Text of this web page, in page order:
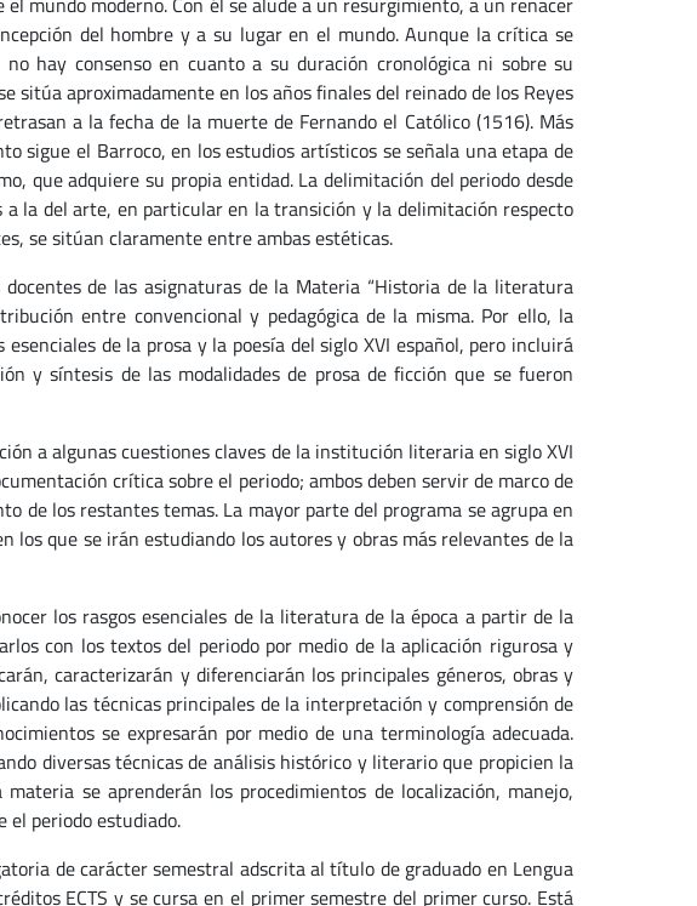
del hombre y a su lugar en el mundo. Aunque la crítica se
hay consenso en cuanto a su duración cronológica ni sobre su
sitúa aproximadamente en los años finales del reinado de los Reyes
a la fecha de la muerte de Fernando el Católico (1516). Más
sigue el Barroco, en los estudios artísticos se señala una etapa de
que adquiere su propia entidad. La delimitación del periodo desde
la del arte, en particular en la transición y la delimitación respecto
se sitúan claramente entre ambas estéticas.
de las asignaturas de la Materia “Historia de la literatura
entre convencional y pedagógica de la misma. Por ello, la
esenciales de la prosa y la poesía del siglo XVI español, pero incluirá
y síntesis de las modalidades de prosa de ficción que se fueron
a algunas cuestiones claves de la institución literaria en siglo XVI
crítica sobre el periodo; ambos deben servir de marco de
de los restantes temas. La mayor parte del programa se agrupa en
los que se irán estudiando los autores y obras más relevantes de la
los rasgos esenciales de la literatura de la época a partir de la
con los textos del periodo por medio de la aplicación rigurosa y
caracterizarán y diferenciarán los principales géneros, obras y
las técnicas principales de la interpretación y comprensión de
se expresarán por medio de una terminología adecuada.
diversas técnicas de análisis histórico y literario que propicien la
se aprenderán los procedimientos de localización, manejo,
el periodo estudiado.
de carácter semestral adscrita al título de graduado en Lengua
ECTS y se cursa en el primer semestre del primer curso. Está